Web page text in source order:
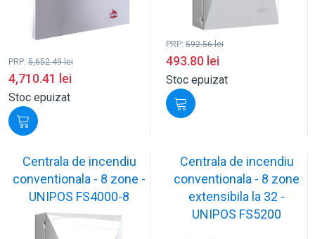
PRP: 5,652.49lei
4,710.41 lei
Stoc epuizat
PRP: 592.56lei
493.80 lei
Stoc epuizat
Centrala de incendiu
conventionala - 8 zone -
UNIPOS FS4000-8
Centrala de incendiu
conventionala - 8 zone
extensibila la 32 -
UNIPOS FS5200